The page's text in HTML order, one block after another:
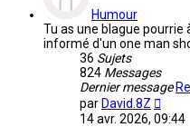
Humour
Tu as une blague pourrie
informé d'un one man
36 Sujets
824 Messages
Dernier message
par David.8Z
le
14 avr. 2026, 09:44